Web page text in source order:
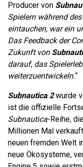
Producer von
Spielern während
eintauchen, war ein
Das Feedback der
Zukunft von
darauf, das
weiterzuentwickeln.“
Subnautica 2wurde
ist die offizielle
Subnautica-Reihe,
Millionen Mal
neuen fremden Welt
neue Ökosysteme,